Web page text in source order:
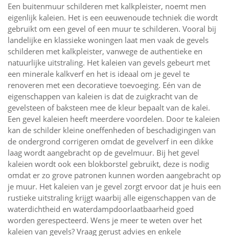
Een buitenmuur schilderen met kalkpleister, noemt men
eigenlijk kaleien. Het is een eeuwenoude techniek die wordt
gebruikt om een gevel of een muur te schilderen. Vooral bij
landelijke en klassieke woningen laat men vaak de gevels
schilderen met kalkpleister, vanwege de authentieke en
natuurlijke uitstraling. Het kaleien van gevels gebeurt met
een minerale kalkverf en het is ideaal om je gevel te
renoveren met een decoratieve toevoeging. Eén van de
eigenschappen van kaleien is dat de zuigkracht van de
gevelsteen of baksteen mee de kleur bepaalt van de kalei.
Een gevel kaleien heeft meerdere voordelen. Door te kaleien
kan de schilder kleine oneffenheden of beschadigingen van
de ondergrond corrigeren omdat de gevelverf in een dikke
laag wordt aangebracht op de gevelmuur. Bij het gevel
kaleien wordt ook een blokborstel gebruikt, deze is nodig
omdat er zo grove patronen kunnen worden aangebracht op
je muur. Het kaleien van je gevel zorgt ervoor dat je huis een
rustieke uitstraling krijgt waarbij alle eigenschappen van de
waterdichtheid en waterdampdoorlaatbaarheid goed
worden gerespecteerd. Wens je meer te weten over het
kaleien van gevels? Vraag gerust advies en enkele